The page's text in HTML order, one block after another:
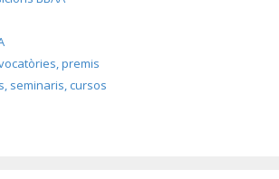
premis
seminaris, cursos